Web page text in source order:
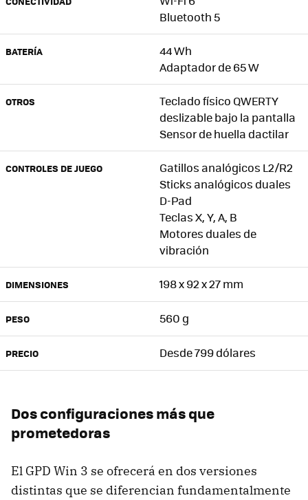
Bluetooth 5
BATERÍA
44 Wh
Adaptador de 65 W
OTROS
Teclado físico QWERTY
deslizable bajo la pantalla
Sensor de huella dactilar
CONTROLES DE JUEGO
Gatillos analógicos L2/R2
Sticks analógicos duales
D-Pad
Teclas X, Y, A, B
Motores duales de
vibración
DIMENSIONES 198 x 92 x 27 mm
PESO 560 g
PRECIO Desde 799 dólares
Dos configuraciones más que
prometedoras
El GPD Win 3 se ofrecerá en dos versiones
distintas que se diferencian fundamentalmente